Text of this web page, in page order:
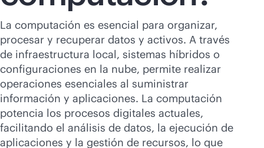
cesta está vacía
Dirígete a la tienda de HPE para encontrar lo
que buscas, configurarlo y realizar el pedido.
Comprar ahora
La computación es esencial para organizar,
procesar y recuperar datos y activos. A través
de infraestructura local, sistemas híbridos o
configuraciones en la nube, permite realizar
operaciones esenciales al suministrar
información y aplicaciones. La computación
potencia los procesos digitales actuales,
facilitando el análisis de datos, la ejecución de
aplicaciones y la gestión de recursos, lo que